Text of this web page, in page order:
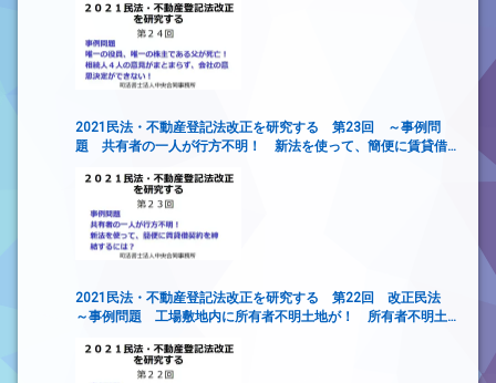
2021民法・不動産登記法改正を研究する 第23回 ～事例問
題 共有者の一人が行方不明！ 新法を使って、簡便に賃貸借
2021民法・不動産登記法改正を研究する 第22回 改正民法
～事例問題 工場敷地内に所有者不明土地が！ 所有者不明土